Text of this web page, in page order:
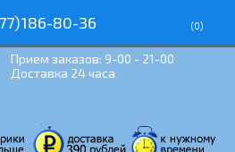
80-36 (0)
Прием заказов: 9-00 - 21-00
Доставка 24 часа